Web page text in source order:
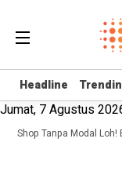
Headline
Headline
Jumat, 7 Agustus
Shop Tanpa Modal Loh!